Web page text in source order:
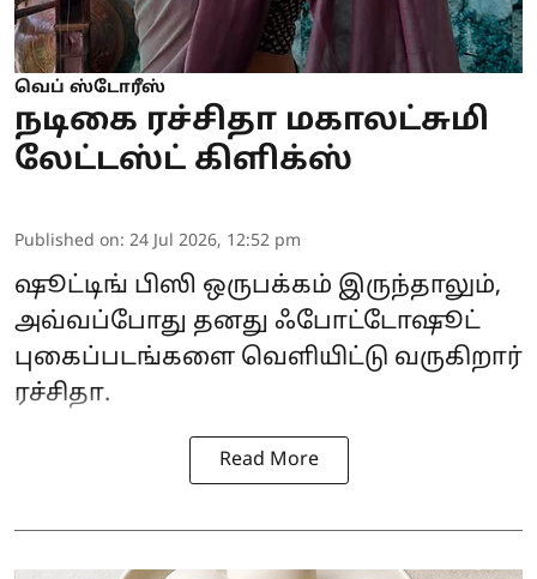
வெப் ஸ்டோரீஸ்
நடிகை ரச்சிதா மகாலட்சுமி
லேட்டஸ்ட் கிளிக்ஸ்
Published on: 24 Jul 2026, 12:52 pm
ஷூட்டிங் பிஸி ஒருபக்கம் இருந்தாலும்,
அவ்வப்போது தனது ஃபோட்டோஷூட்
புகைப்படங்களை வெளியிட்டு வருகிறார்
ரச்சிதா.
Read More